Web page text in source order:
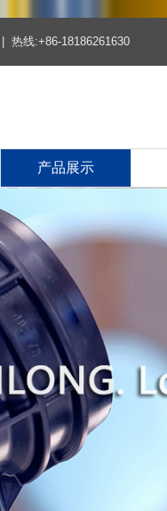
| 热线:+86-18186261630
产品展示
空气滤清器系列
空调滤清器系列
燃油柴油滤清器系列
机油滤清器系列
环保燃油滤芯系列
环保机油滤芯系列
燃油滤清器系列
汽油化油器（尼龙/聚丙）
内置燃油过滤器
液压油滤芯